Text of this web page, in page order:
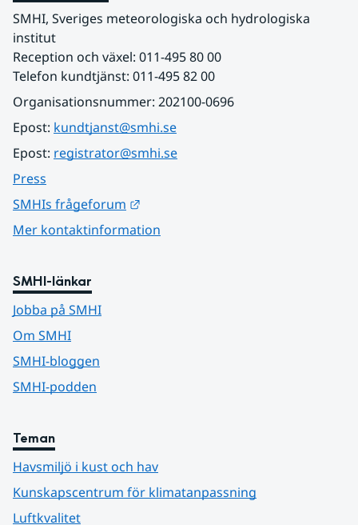
SMHI, Sveriges meteorologiska och hydrologiska
institut
Reception och växel: 011-495 80 00
Telefon kundtjänst: 011-495 82 00
Organisationsnummer: 202100-0696
Epost: kundtjanst@smhi.se
Epost: registrator@smhi.se
Press
SMHIs frågeforum
Mer kontaktinformation
SMHI-länkar
Jobba på SMHI
Om SMHI
SMHI-bloggen
SMHI-podden
Teman
Havsmiljö i kust och hav
Kunskapscentrum för klimatanpassning
Luftkvalitet